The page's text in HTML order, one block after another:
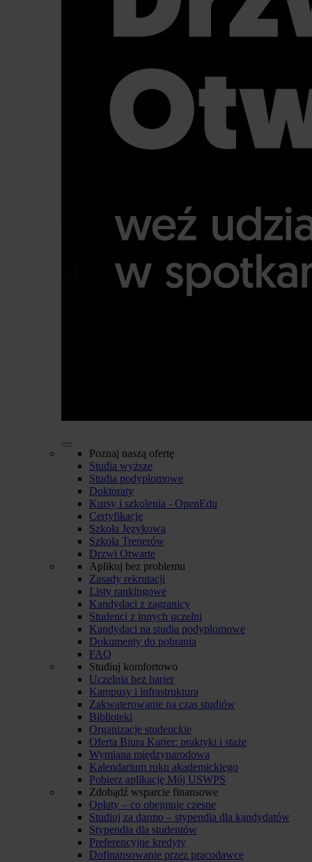
Poznaj naszą ofertę
Studia wyższe
Studia podyplomowe
Doktoraty
Kursy i szkolenia - OpenEdu
Certyfikacje
Szkoła Językowa
Szkoła Trenerów
Drzwi Otwarte
Aplikuj bez problemu
Zasady rekrutacji
Listy rankingowe
Kandydaci z zagranicy
Studenci z innych uczelni
Kandydaci na studia podyplomowe
Dokumenty do pobrania
FAQ
Studiuj komfortowo
Uczelnia bez barier
Kampusy i infrastruktura
Zakwaterowanie na czas studiów
Biblioteki
Organizacje studenckie
Oferta Biura Karier: praktyki i staże
Wymiana międzynarodowa
Kalendarium roku akademickiego
Pobierz aplikację Mój USWPS
Zdobądź wsparcie finansowe
Opłaty – co obejmuje czesne
Studiuj za darmo – stypendia dla kandydatów
Stypendia dla studentów
Preferencyjne kredyty
Dofinansowanie przez pracodawcę